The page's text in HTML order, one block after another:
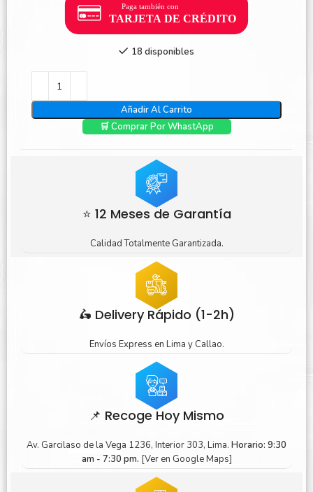
18 disponibles
Añadir Al Carrito
🛒 Comprar Por WhastApp
⭐ 12 Meses de Garantía
Calidad Totalmente Garantizada.
🛵 Delivery Rápido (1-2h)
Envíos Express en Lima y Callao.
📌 Recoge Hoy Mismo
Av. Garcilaso de la Vega 1236, Interior 303, Lima. Horario: 9:30
am - 7:30 pm. [Ver en Google Maps]